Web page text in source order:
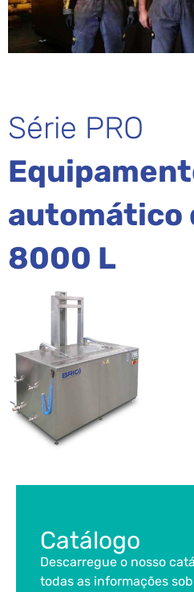
Catálogo
Descarregue o nosso
todas as informações
Série PRO
automático
8000 L